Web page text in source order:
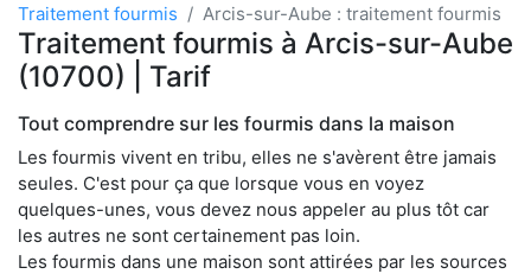
Traitement fourmis Arcis-sur-Aube : traitement fourmis
Traitement fourmis à Arcis-sur-Aube
(10700) | Tarif
Tout comprendre sur les fourmis dans la maison
Les fourmis vivent en tribu, elles ne s'avèrent être jamais
seules. C'est pour ça que lorsque vous en voyez
quelques-unes, vous devez nous appeler au plus tôt car
les autres ne sont certainement pas loin.
Les fourmis dans une maison sont attirées par les sources